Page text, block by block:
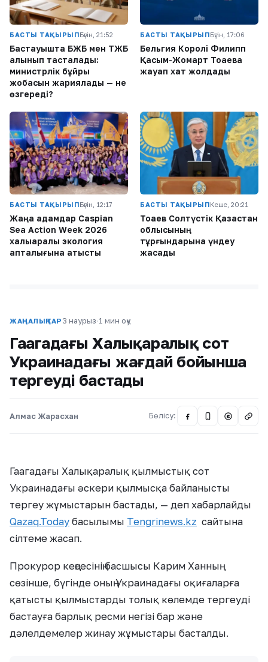
БАСТЫ ТАҚЫРЫПБүгін, 21:52
Бастауышта БЖБ мен ТЖБ
алынып тасталады:
министрлік бұйрық
жобасын жариялады — не
өзгереді?
БАСТЫ ТАҚЫРЫПБүгін, 17:06
Бельгия Королі Филипп
Қасым-Жомарт Тоқаевқа
жауап хат жолдады
БАСТЫ ТАҚЫРЫПБүгін, 12:17
Жаңа адамдар Caspian
Sea Action Week 2026
халықаралық экология
апталығына қатысты
БАСТЫ ТАҚЫРЫПКеше, 20:21
Тоқаев Солтүстік Қазақстан
облысының
тұрғындарына үндеу
жасады
ЖАҢАЛЫҚТАР 3 наурыз·1 мин оқу
Гаагадағы Халықаралық сот
Украинадағы жағдай бойынша
тергеуді бастады
Алмас Жарасхан Бөлісу: @
Гаагадағы Халықаралық қылмыстық сот
Украинадағы әскери қылмысқа байланысты
тергеу жұмыстарын бастады, — деп хабарлайды
Qazaq.Today басылымы Tengrinews.kz сайтына
сілтеме жасап.
Прокурор кеңсесінің басшысы Карим Ханның
сөзінше, бүгінде оның Украинадағы оқиғаларға
қатысты қылмыстарды толық көлемде тергеуді
бастауға барлық ресми негізі бар және
дәлелдемелер жинау жұмыстары басталды.